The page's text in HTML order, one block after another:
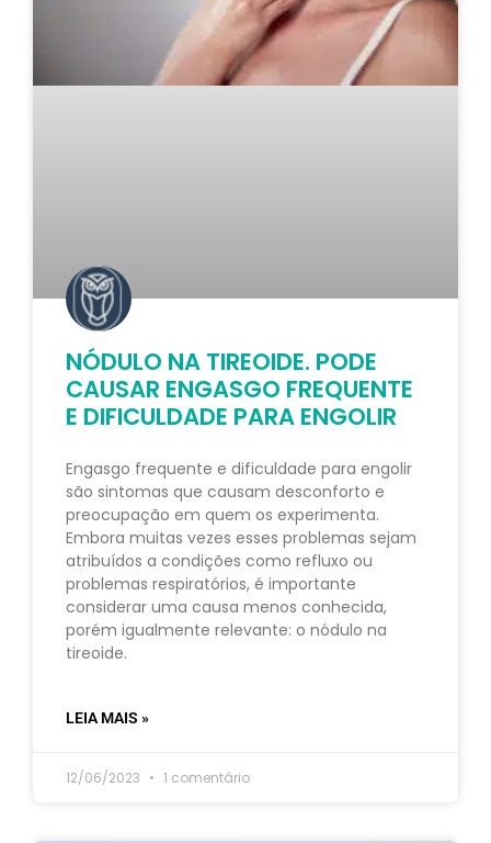
NÓDULO NA TIREOIDE. PODE
CAUSAR ENGASGO FREQUENTE
E DIFICULDADE PARA ENGOLIR
Engasgo frequente e dificuldade para engolir
são sintomas que causam desconforto e
preocupação em quem os experimenta.
Embora muitas vezes esses problemas sejam
atribuídos a condições como refluxo ou
problemas respiratórios, é importante
considerar uma causa menos conhecida,
porém igualmente relevante: o nódulo na
tireoide.
LEIA MAIS »
12/06/2023 1 comentário